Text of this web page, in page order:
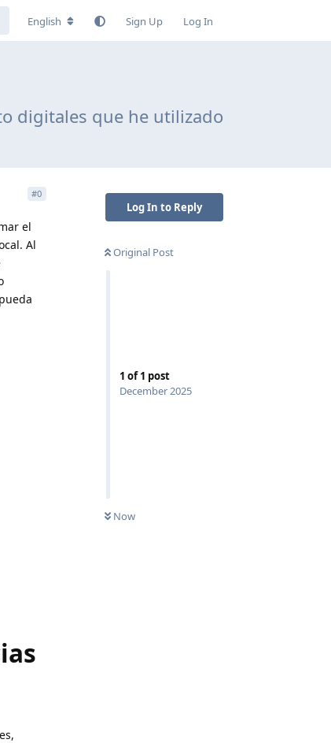
English Sign Up Log In
digitales que he utilizado
Log In to Reply
Original Post
1 of1 post
December 2025
Now
#0
el
Al